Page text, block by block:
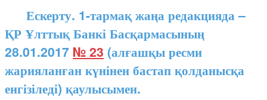
Ескерту. 1-тармақ жаңа редакцияда –
ҚР Ұлттық Банкі Басқармасының
28.01.2017 № 23 (алғашқы ресми
жарияланған күнінен бастап қолданысқа
енгізіледі) қаулысымен.